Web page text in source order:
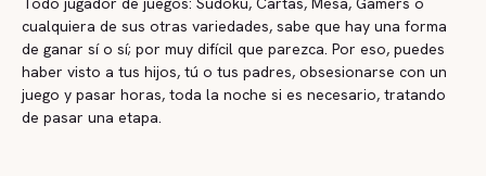
cualquiera de sus otras variedades, sabe que hay una forma
de ganar sí o sí; por muy difícil que parezca. Por eso, puedes
haber visto a tus hijos, tú o tus padres, obsesionarse con un
juego y pasar horas, toda la noche si es necesario, tratando
de pasar una etapa.